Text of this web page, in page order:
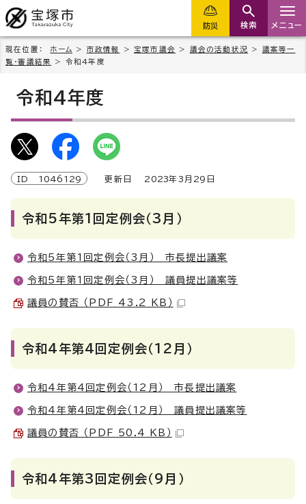
防災 検索 メニュー
現在位置： ホーム > 市政情報 >宝塚市議会 > 議会の活動状況 > 議案等一
覧・審議結果
> 令和4年度
令和4年度
ID 1046129 更新日 2023年3月 29 日
令和5年第1回定例会（3月）
令和5年第1回定例会（3月） 市長提出議案
令和5年第1回定例会（3月） 議員提出議案等
議員の賛否 （PDF 43.2 KB）
令和4年第4回定例会（12月）
令和4年第4回定例会（12月） 市長提出議案
令和4年第4回定例会（12月） 議員提出議案等
議員の賛否 （PDF 50.4 KB）
令和4年第3回定例会（9月）